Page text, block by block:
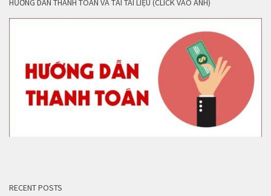
HƯỚNG DẪN THANH TOÁN VÀ TẢI TÀI LIỆU (CLICK VÀO ẢNH)
RECENT POSTS